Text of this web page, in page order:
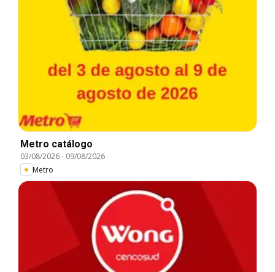
Metro catálogo
03/08/2026- 09/08/2026
Metro